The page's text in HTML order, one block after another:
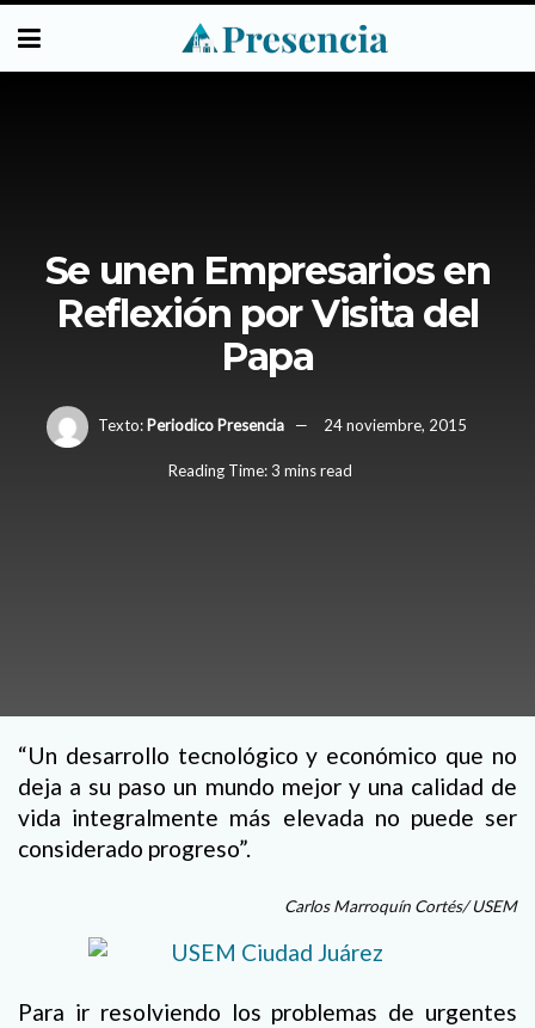
Se unen Empresarios en
Reflexión por Visita del
Papa
Texto: Periodico Presencia 24 noviembre, 2015
Reading Time: 3 mins read
“Un desarrollo tecnológico y económico que no
deja a su paso un mundo mejor y una calidad de
vida integralmente más elevada no puede ser
considerado progreso”.
Carlos Marroquín Cortés/ USEM
Para ir resolviendo los problemas de urgentes